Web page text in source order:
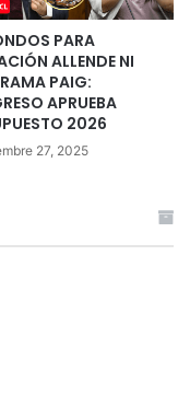
PARA
ALLENDE NI
PAIG:
APRUEBA
2026
27, 2025